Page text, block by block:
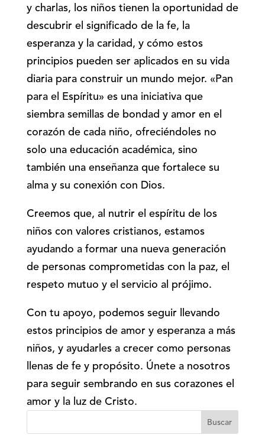
y charlas, los niños tienen la oportunidad de
descubrir el significado de la fe, la
esperanza y la caridad, y cómo estos
principios pueden ser aplicados en su vida
diaria para construir un mundo mejor. «Pan
para el Espíritu» es una iniciativa que
siembra semillas de bondad y amor en el
corazón de cada niño, ofreciéndoles no
solo una educación académica, sino
también una enseñanza que fortalece su
alma y su conexión con Dios.
Creemos que, al nutrir el espíritu de los
niños con valores cristianos, estamos
ayudando a formar una nueva generación
de personas comprometidas con la paz, el
respeto mutuo y el servicio al prójimo.
Con tu apoyo, podemos seguir llevando
estos principios de amor y esperanza a más
niños, y ayudarles a crecer como personas
llenas de fe y propósito. Únete a nosotros
para seguir sembrando en sus corazones el
amor y la luz de Cristo.
Buscar